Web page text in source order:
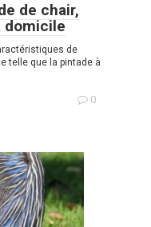
de chair,
domicile
de
telle que la pintade à
0